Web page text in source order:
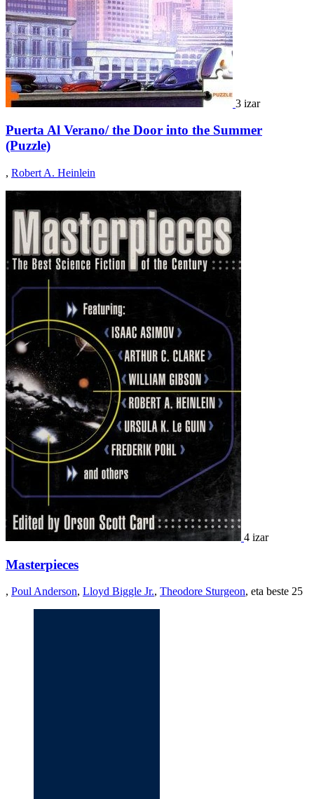
3 izar
Puerta Al Verano/ the Door into the Summer
(Puzzle)
, Robert A. Heinlein
4 izar
Masterpieces
, Poul Anderson, Lloyd Biggle Jr., Theodore Sturgeon, eta beste 25